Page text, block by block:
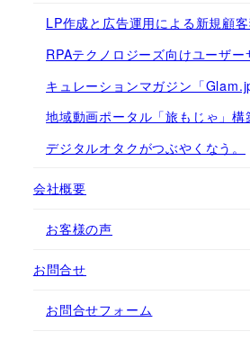
LP作成と広告運用による新規顧
RPAテクノロジーズ向けユーザ
キュレーションマガジン「
地域動画ポータル「旅もじゃ」構
デジタルオタクがつぶやくなう。
会社概要
お客様の声
お問合せ
お問合せフォーム